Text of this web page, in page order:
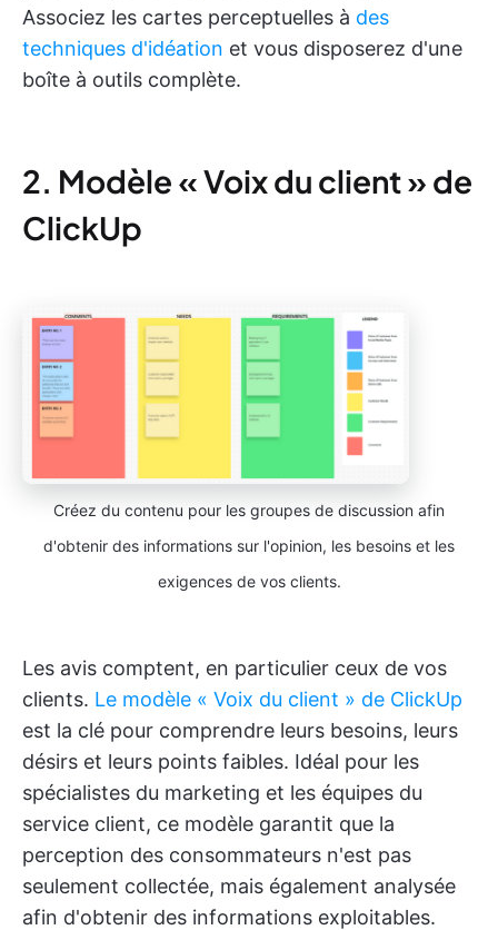
Associez les cartes perceptuelles à des
techniques d'idéation et vous disposerez d'une
boîte à outils complète.
2. Modèle « Voix du client » de
ClickUp
Créez du contenu pour les groupes de discussion afin
d'obtenir des informations sur l'opinion, les besoins et les
exigences de vos clients.
Les avis comptent, en particulier ceux de vos
clients. Le modèle « Voix du client » de ClickUp
est la clé pour comprendre leurs besoins, leurs
désirs et leurs points faibles. Idéal pour les
spécialistes du marketing et les équipes du
service client, ce modèle garantit que la
perception des consommateurs n'est pas
seulement collectée, mais également analysée
afin d'obtenir des informations exploitables.